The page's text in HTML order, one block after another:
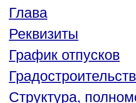
Глава
Реквизиты
График отпусков
Структура,